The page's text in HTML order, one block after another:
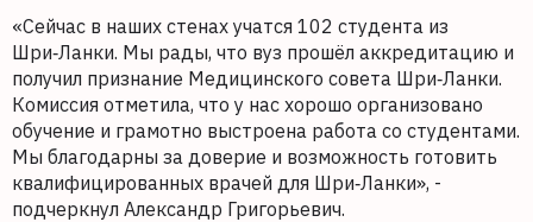
«Сейчас в наших стенах учатся 102 студента из
Шри‑Ланки. Мы рады, что вуз прошёл аккредитацию и
получил признание Медицинского совета Шри‑Ланки.
Комиссия отметила, что у нас хорошо организовано
обучение и грамотно выстроена работа со студентами.
Мы благодарны за доверие и возможность готовить
квалифицированных врачей для Шри‑Ланки», -
подчеркнул Александр Григорьевич.